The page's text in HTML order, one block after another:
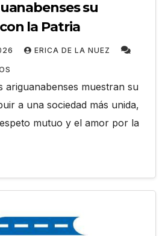
su
la Patria
ERICA DE LA NUEZ
ariguanabenses muestran su
a una sociedad más unida,
mutuo y el amor por la